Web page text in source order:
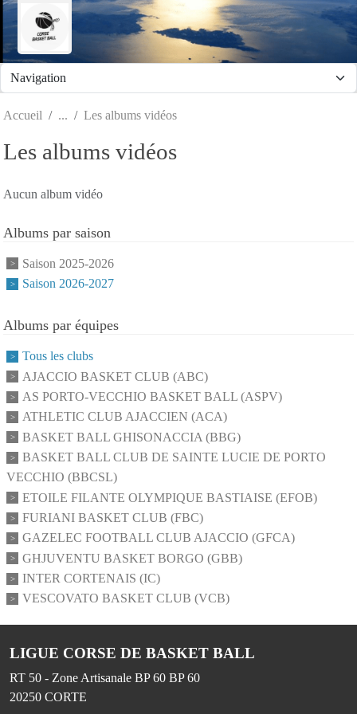
Accueil Les albums vidéos
Les albums vidéos
Aucun album vidéo
Albums par saison
Saison 2025-2026
Saison 2026-2027
Albums par équipes
Tous les clubs
AJACCIO BASKET CLUB (ABC)
AS PORTO-VECCHIO BASKET BALL (ASPV)
ATHLETIC CLUB AJACCIEN (ACA)
BASKET BALL GHISONACCIA (BBG)
BASKET BALL CLUB DE SAINTE LUCIE DE PORTO
VECCHIO (BBCSL)
ETOILE FILANTE OLYMPIQUE BASTIAISE (EFOB)
FURIANI BASKET CLUB (FBC)
GAZELEC FOOTBALL CLUB AJACCIO (GFCA)
GHJUVENTU BASKET BORGO (GBB)
INTER CORTENAIS (IC)
VESCOVATO BASKET CLUB (VCB)
LIGUE CORSE DE BASKET BALL
RT 50 - Zone Artisanale BP 60 BP 60
20250 CORTE
Panneau de gestion des cookies